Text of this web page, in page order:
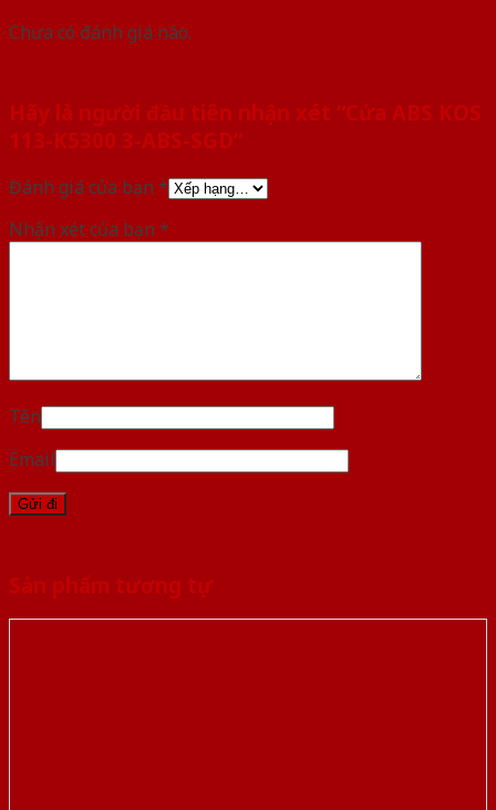
Chưa có đánh giá nào.
Hãy là người đầu tiên nhận xét “Cửa ABS KOS
113-K5300 3-ABS-SGD”
Đánh giá của bạn *
Nhận xét của bạn *
Tên
Email
Sản phẩm tương tự